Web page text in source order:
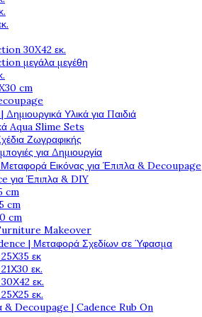
30X42 εκ.
μεγάλα μεγέθη
cm
Υλικά για Παιδιά
Aqua Slime Sets
Ζωγραφικής
για Δημιουργία
Εικόνας για Έπιπλα & Decoupage
για Έπιπλα & DIY
cm
cm
cm
Makeover
| Μεταφορά Σχεδίων σε Ύφασμα
εκ
εκ.
εκ.
εκ.
& Decoupage | Cadence Rub On